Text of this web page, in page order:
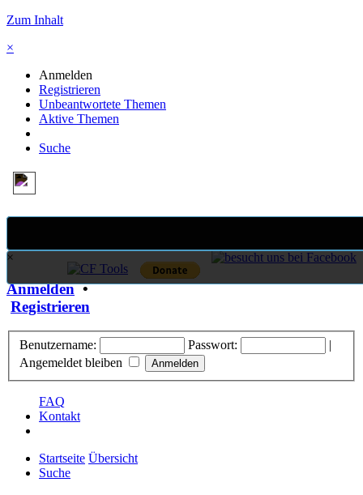
Zum Inhalt
×
Anmelden
Registrieren
Unbeantwortete Themen
Aktive Themen
Suche
×
Anmelden•
Registrieren
Benutzername: Passwort:
|
Angemeldet bleiben
FAQ
Kontakt
Startseite Übersicht
Suche